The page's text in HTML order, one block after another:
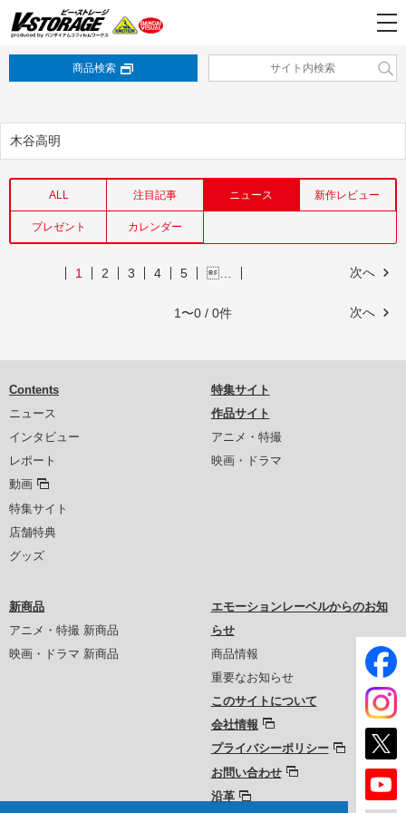
商品検索
木谷高明
ALL 注目記事 ニュース 新作レビュー
プレゼント カレンダー
次へ
1 2 3 4 5 …
次へ
1〜0 / 0件
Contents
ニュース
インタビュー
レポート
動画
特集サイト
店舗特典
グッズ
特集サイト
作品サイト
アニメ・特撮
映画・ドラマ
新商品
アニメ・特撮 新商品
映画・ドラマ 新商品
エモーションレーベルからのお知
らせ
商品情報
重要なお知らせ
このサイトについて
会社情報
プライバシーポリシー
お問い合わせ
沿革